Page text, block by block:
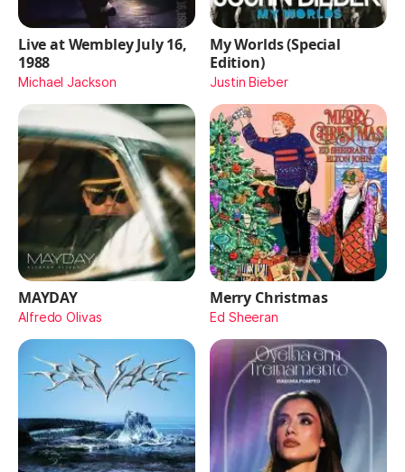
Live at Wembley July 16,
1988
Michael Jackson
My Worlds (Special
Edition)
Justin Bieber
MAYDAY
Alfredo Olivas
Merry Christmas
Ed Sheeran